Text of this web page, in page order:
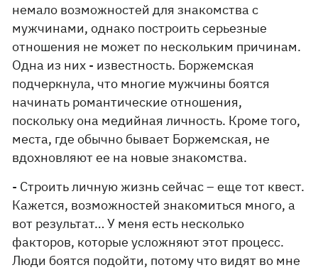
немало возможностей для знакомства с
мужчинами, однако построить серьезные
отношения не может по нескольким причинам.
Одна из них - известность. Боржемская
подчеркнула, что многие мужчины боятся
начинать романтические отношения,
поскольку она медийная личность. Кроме того,
места, где обычно бывает Боржемская, не
вдохновляют ее на новые знакомства.
- Строить личную жизнь сейчас – еще тот квест.
Кажется, возможностей знакомиться много, а
вот результат… У меня есть несколько
факторов, которые усложняют этот процесс.
Люди боятся подойти, потому что видят во мне